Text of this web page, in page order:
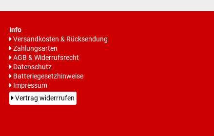
Info
Versandkosten & Rücksendung
Zahlungsarten
AGB & Widerrufsrecht
Datenschutz
Batteriegesetzhinweise
Impressum
Vertrag widerrrufen